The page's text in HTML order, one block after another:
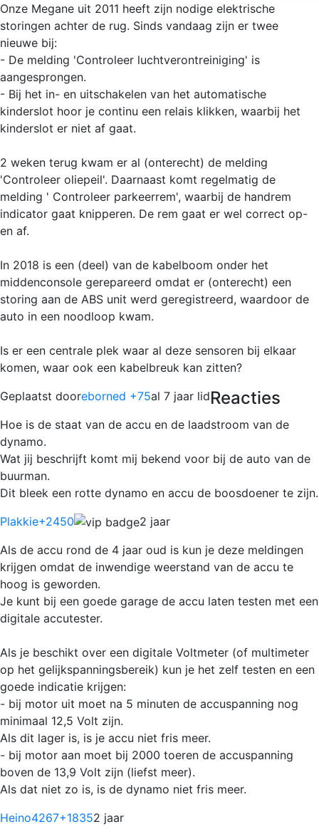
Onze Megane uit 2011 heeft zijn nodige elektrische
storingen achter de rug. Sinds vandaag zijn er twee
nieuwe bij:
- De melding 'Controleer luchtverontreiniging' is
aangesprongen.
- Bij het in- en uitschakelen van het automatische
kinderslot hoor je continu een relais klikken, waarbij het
kinderslot er niet af gaat.
2 weken terug kwam er al (onterecht) de melding
'Controleer oliepeil'. Daarnaast komt regelmatig de
melding ' Controleer parkeerrem', waarbij de handrem
indicator gaat knipperen. De rem gaat er wel correct op-
en af.
In 2018 is een (deel) van de kabelboom onder het
middenconsole gerepareerd omdat er (onterecht) een
storing aan de ABS unit werd geregistreerd, waardoor de
auto in een noodloop kwam.
Is er een centrale plek waar al deze sensoren bij elkaar
komen, waar ook een kabelbreuk kan zitten?
Geplaatst dooreborned +75al 7 jaar lidReacties
Hoe is de staat van de accu en de laadstroom van de
dynamo.
Wat jij beschrijft komt mij bekend voor bij de auto van de
buurman.
Dit bleek een rotte dynamo en accu de boosdoener te zijn.
Plakkie+2450
2 jaar
Als de accu rond de 4 jaar oud is kun je deze meldingen
krijgen omdat de inwendige weerstand van de accu te
hoog is geworden.
Je kunt bij een goede garage de accu laten testen met een
digitale accutester.
Als je beschikt over een digitale Voltmeter (of multimeter
op het gelijkspanningsbereik) kun je het zelf testen en een
goede indicatie krijgen:
- bij motor uit moet na 5 minuten de accuspanning nog
minimaal 12,5 Volt zijn.
Als dit lager is, is je accu niet fris meer.
- bij motor aan moet bij 2000 toeren de accuspanning
boven de 13,9 Volt zijn (liefst meer).
Als dat niet zo is, is de dynamo niet fris meer.
Heino4267+18352 jaar